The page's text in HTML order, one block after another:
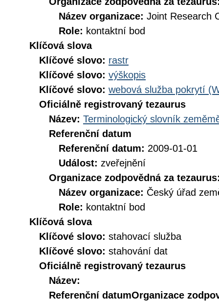
Název organizace: Joint Research
Role: kontaktní bod
Klíčová slova
Klíčové slovo: rastr
Klíčové slovo: výškopis
Klíčové slovo: webová služba pokrytí
Oficiálně registrovaný tezaurus
Název: Terminologický slovník
Referenční datum
Referenční datum: 2009-01-01
Událost: zveřejnění
Organizace zodpovědná za
Název organizace: Český úřad
Role: kontaktní bod
Klíčová slova
Klíčové slovo: stahovací služba
Klíčové slovo: stahování dat
Oficiálně registrovaný tezaurus
Název:
Referenční datumOrganizace